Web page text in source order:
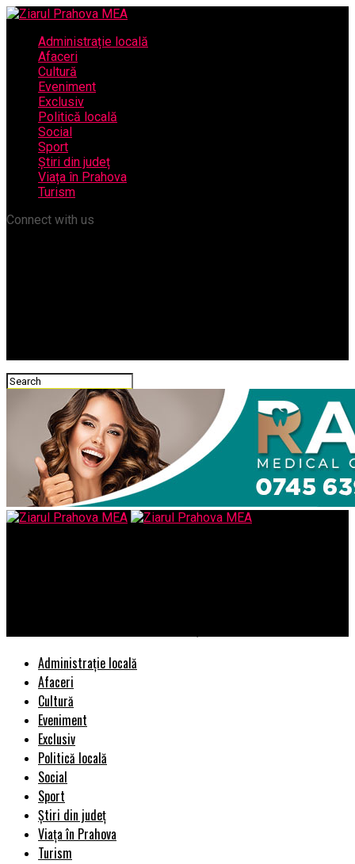
Administrație locală
Afaceri
Cultură
Eveniment
Exclusiv
Politică locală
Social
Sport
Știri din județ
Viața în Prahova
Turism
Connect with us
Administrație locală
Afaceri
Cultură
Eveniment
Exclusiv
Politică locală
Social
Sport
Știri din județ
Viața în Prahova
Turism